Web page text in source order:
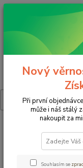
Menu
AVENT Šidítko Fashion - 6-
Philips
Nový
Při první
může i náš stálý
nakoupit za
Souhlasím se